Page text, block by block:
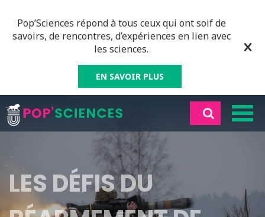
Pop’Sciences répond à tous ceux qui ont soif de
savoirs, de rencontres, d’expériences en lien avec
les sciences.
EN SAVOIR PLUS
LES DÉFIS DU